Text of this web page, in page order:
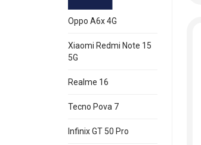
Oppo A6x 4G
Xiaomi Redmi Note 15
5G
Realme 16
Tecno Pova 7
Infinix GT 50 Pro